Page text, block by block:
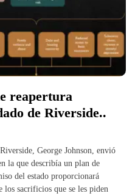
reapertura
de Riverside..
George Johnson, envió
la que describía un plan de
del estado proporcionará
los sacrificios que se les piden